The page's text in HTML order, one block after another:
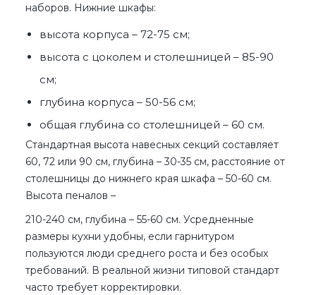
наборов. Нижние шкафы:
высота корпуса – 72-75 см;
высота с цоколем и столешницей – 85-90
см;
глубина корпуса – 50-56 см;
общая глубина со столешницей – 60 см.
Стандартная высота навесных секций составляет
60, 72 или 90 см, глубина – 30-35 см, расстояние от
столешницы до нижнего края шкафа – 50-60 см.
Высота пеналов –
210-240 см, глубина – 55-60 см. Усредненные
размеры кухни удобны, если гарнитуром
пользуются люди среднего роста и без особых
требований. В реальной жизни типовой стандарт
часто требует корректировки.